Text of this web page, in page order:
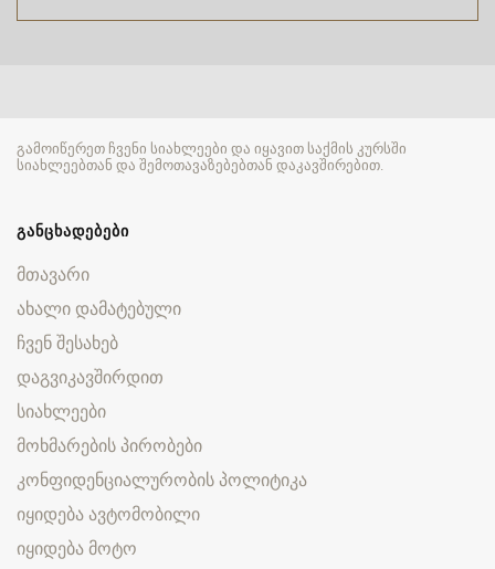
გამოიწერეთ ჩვენი სიახლეები და იყავით საქმის კურსში
სიახლეებთან და შემოთავაზებებთან დაკავშირებით.
ᲒᲐᲜᲪᲮᲐᲓᲔᲑᲔᲑᲘ
მთავარი
ახალი დამატებული
ჩვენ შესახებ
დაგვიკავშირდით
სიახლეები
მოხმარების პირობები
კონფიდენციალურობის პოლიტიკა
იყიდება ავტომობილი
იყიდება მოტო